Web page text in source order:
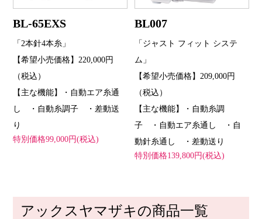
BL-65EXS
「2本針4本糸」
【希望小売価格】220,000円
（税込）
【主な機能】・自動エア糸通
し ・自動糸調子 ・差動送
り
特別価格99,000円(税込)
BL007
「ジャスト フィット システ
ム」
【希望小売価格】209,000円
（税込）
【主な機能】・自動糸調
子 ・自動エア糸通し ・自
動針糸通し ・差動送り
特別価格139,800円(税込)
アックスヤマザキの商品一覧